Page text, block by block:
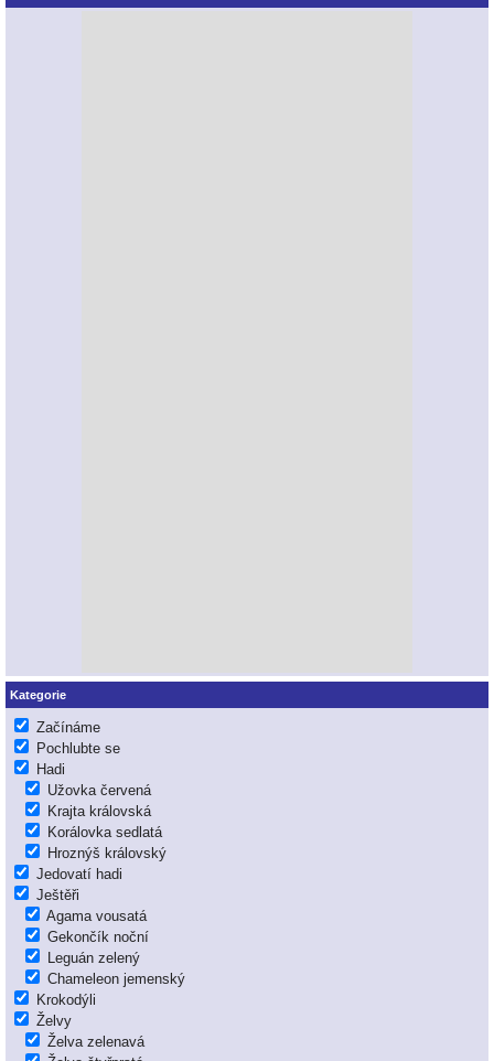
Kategorie
Začínáme
Pochlubte se
Hadi
Užovka červená
Krajta královská
Korálovka sedlatá
Hroznýš královský
Jedovatí hadi
Ještěři
Agama vousatá
Gekončík noční
Leguán zelený
Chameleon jemenský
Krokodýli
Želvy
Želva zelenavá